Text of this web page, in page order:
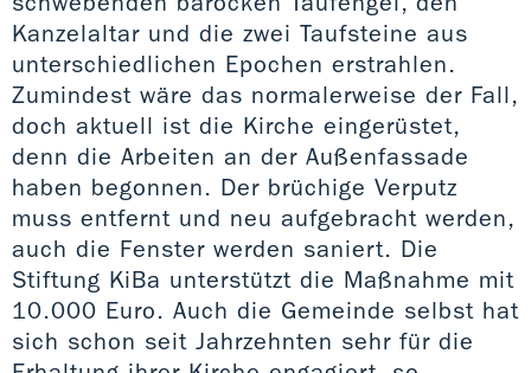
Kanzelaltar und die zwei Taufsteine aus
unterschiedlichen Epochen erstrahlen.
Zumindest wäre das normalerweise der Fall,
doch aktuell ist die Kirche eingerüstet,
denn die Arbeiten an der Außenfassade
haben begonnen. Der brüchige Verputz
muss entfernt und neu aufgebracht werden,
auch die Fenster werden saniert. Die
Stiftung KiBa unterstützt die Maßnahme mit
10.000 Euro. Auch die Gemeinde selbst hat
sich schon seit Jahrzehnten sehr für die